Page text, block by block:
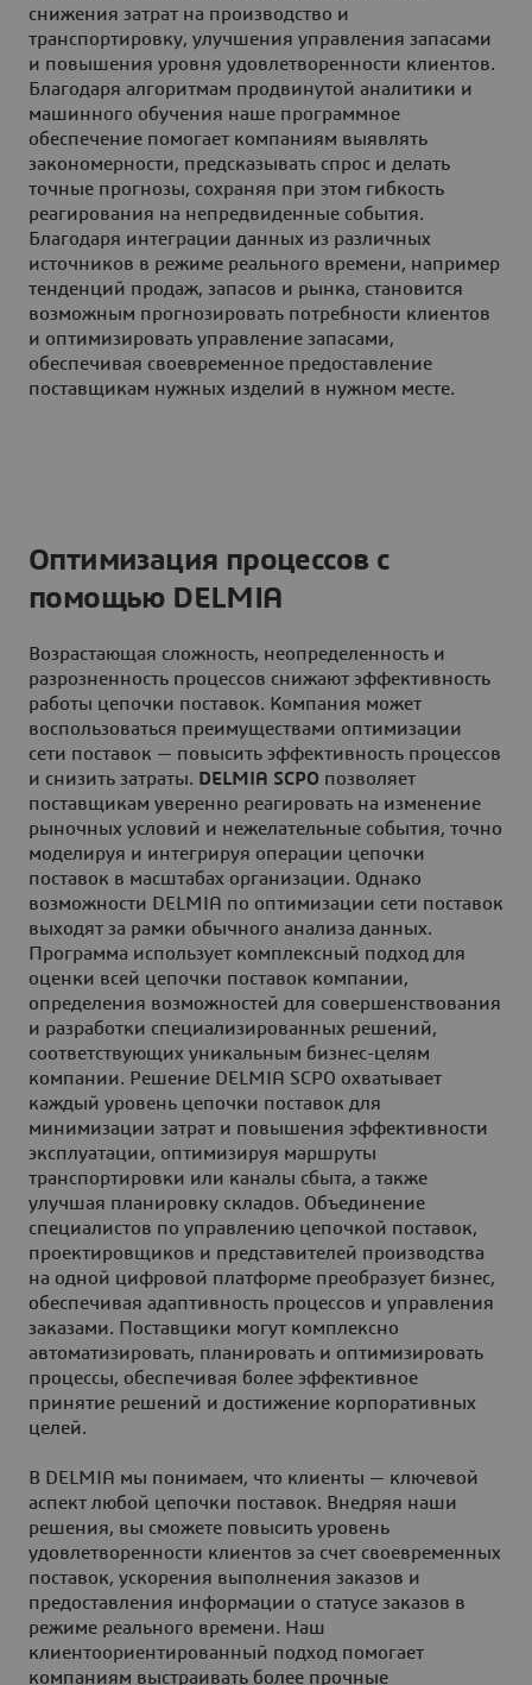
снижения затрат на производство и
транспортировку, улучшения управления запасами
и повышения уровня удовлетворенности клиентов.
Благодаря алгоритмам продвинутой аналитики и
машинного обучения наше программное
обеспечение помогает компаниям выявлять
закономерности, предсказывать спрос и делать
точные прогнозы, сохраняя при этом гибкость
реагирования на непредвиденные события.
Благодаря интеграции данных из различных
источников в режиме реального времени, например
тенденций продаж, запасов и рынка, становится
возможным прогнозировать потребности клиентов
и оптимизировать управление запасами,
обеспечивая своевременное предоставление
поставщикам нужных изделий в нужном месте.
Оптимизация процессов с
помощью DELMIA
Возрастающая сложность, неопределенность и
разрозненность процессов снижают эффективность
работы цепочки поставок. Компания может
воспользоваться преимуществами оптимизации
сети поставок — повысить эффективность процессов
и снизить затраты. DELMIA SCPO позволяет
поставщикам уверенно реагировать на изменение
рыночных условий и нежелательные события, точно
моделируя и интегрируя операции цепочки
поставок в масштабах организации. Однако
возможности DELMIA по оптимизации сети поставок
выходят за рамки обычного анализа данных.
Программа использует комплексный подход для
оценки всей цепочки поставок компании,
определения возможностей для совершенствования
и разработки специализированных решений,
соответствующих уникальным бизнес-целям
компании. Решение DELMIA SCPO охватывает
каждый уровень цепочки поставок для
минимизации затрат и повышения эффективности
эксплуатации, оптимизируя маршруты
транспортировки или каналы сбыта, а также
улучшая планировку складов. Объединение
специалистов по управлению цепочкой поставок,
проектировщиков и представителей производства
на одной цифровой платформе преобразует бизнес,
обеспечивая адаптивность процессов и управления
заказами. Поставщики могут комплексно
автоматизировать, планировать и оптимизировать
процессы, обеспечивая более эффективное
принятие решений и достижение корпоративных
целей.
В DELMIA мы понимаем, что клиенты — ключевой
аспект любой цепочки поставок. Внедряя наши
решения, вы сможете повысить уровень
удовлетворенности клиентов за счет своевременных
поставок, ускорения выполнения заказов и
предоставления информации о статусе заказов в
режиме реального времени. Наш
клиентоориентированный подход помогает
компаниям выстраивать более прочные